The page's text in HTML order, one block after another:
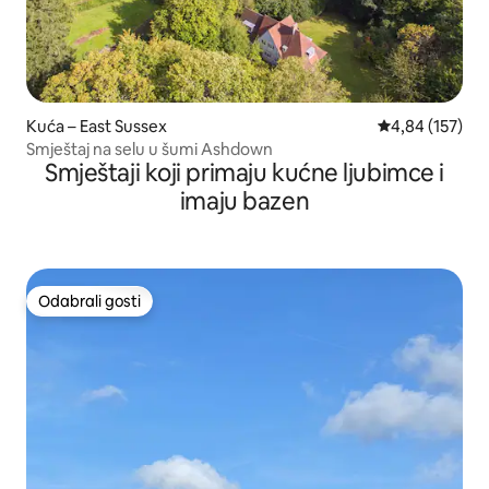
Kuća – East Sussex Prosječna
4,84 (157)
Smještaj na selu u šumi Ashdown
Smještaji koji primaju kućne ljubimce i
imaju bazen
Odabrali gosti
Odabrali gosti